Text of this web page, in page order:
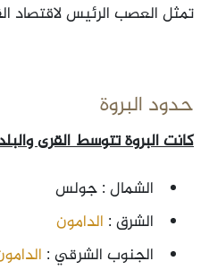
تمثل العصب الرئيس لاقتصاد
حدود البروة
كانت البروة تتوسط القرى
الشمال : جولس
الشرق : الدامون
الجنوب الشرقي :